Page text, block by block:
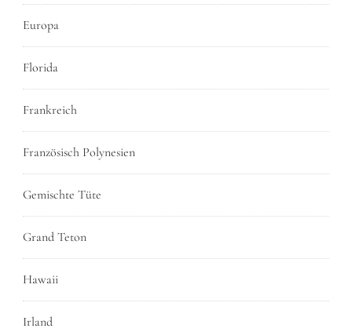
Europa
Florida
Frankreich
Französisch Polynesien
Gemischte Tüte
Grand Teton
Hawaii
Irland